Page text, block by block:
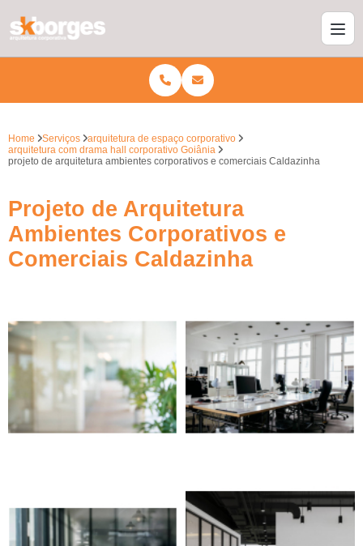
Home Serviços
arquitetura de espaço corporativo
arquitetura com drama hall corporativo Goiânia
projeto de arquitetura ambientes corporativos e comerciais Caldazinha
Projeto de Arquitetura
Ambientes Corporativos e
Comerciais Caldazinha